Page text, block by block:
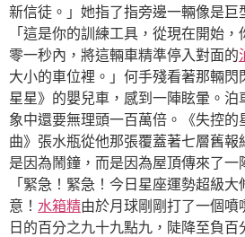
新信徒。」她指了指旁邊一輛像是巨
「這是你的訓練工具，從現在開始
零一秒內，將這輛車精準停入對面的
大小的車位裡。」何手殘看著那輛
星星》的嬰兒車，感到一陣眩暈。泊
象中還要無理頭一百萬倍。《失控的
曲》張水瓶從他那張覆蓋著七層舊報
是因為鬧鐘，而是因為屋頂傳來了一
「緊急！緊急！今日星座運勢超級
意！ 水箱精由於月球剛剛打了一個
日的百分之九十九點九，陡降至負